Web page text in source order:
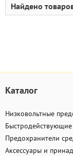
Найдено
Каталог
Низковольтные
Предохранители
Аксессуары и